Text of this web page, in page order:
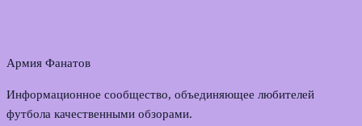
Армия Фанатов
Информационное сообщество, объединяющее любителей
футбола качественными обзорами.